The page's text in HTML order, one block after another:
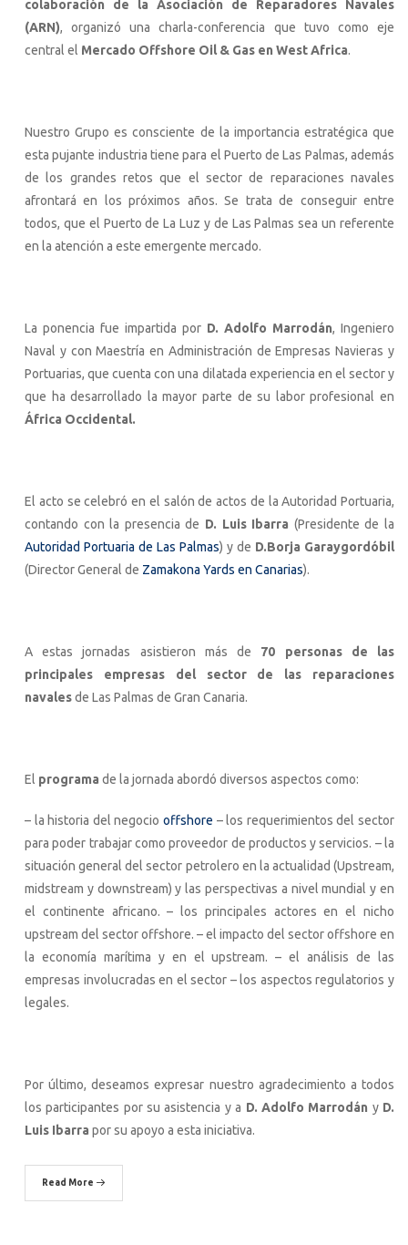
colaboración de la Asociación de Reparadores Navales
(ARN), organizó una charla-conferencia que tuvo como eje
central el Mercado Offshore Oil & Gas en West Africa.
Nuestro Grupo es consciente de la importancia estratégica que
esta pujante industria tiene para el Puerto de Las Palmas, además
de los grandes retos que el sector de reparaciones navales
afrontará en los próximos años. Se trata de conseguir entre
todos, que el Puerto de La Luz y de Las Palmas sea un referente
en la atención a este emergente mercado.
La ponencia fue impartida por D. Adolfo Marrodán, Ingeniero
Naval y con Maestría en Administración de Empresas Navieras y
Portuarias, que cuenta con una dilatada experiencia en el sector y
que ha desarrollado la mayor parte de su labor profesional en
África Occidental.
El acto se celebró en el salón de actos de la Autoridad Portuaria,
contando con la presencia de D. Luis Ibarra (Presidente de la
Autoridad Portuaria de Las Palmas) y de D.Borja Garaygordóbil
(Director General de Zamakona Yards en Canarias).
A estas jornadas asistieron más de 70 personas de las
principales empresas del sector de las reparaciones
navalesde Las Palmas de Gran Canaria.
El programa de la jornada abordó diversos aspectos como:
– la historia del negocio offshore – los requerimientos del sector
para poder trabajar como proveedor de productos y servicios. – la
situación general del sector petrolero en la actualidad (Upstream,
midstream y downstream) y las perspectivas a nivel mundial y en
el continente africano. – los principales actores en el nicho
upstream del sector offshore. – el impacto del sector offshore en
la economía marítima y en el upstream. – el análisis de las
empresas involucradas en el sector – los aspectos regulatorios y
legales.
Por último, deseamos expresar nuestro agradecimiento a todos
los participantes por su asistencia y a D. Adolfo Marrodán y D.
Luis Ibarra por su apoyo a esta iniciativa.
Read More